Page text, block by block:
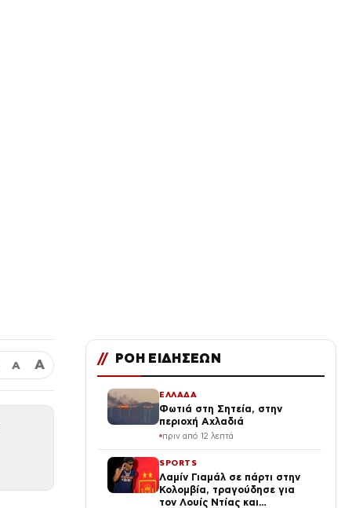
Α Α // ΡΟΗ ΕΙΔΗΣΕΩΝ
ΕΛΛΑΔΑ
Φωτιά στη Σητεία, στην
περιοχή Αχλαδιά
πριν από 12 λεπτά
SPORTS
Λαμίν Γιαμάλ σε πάρτι στην
Κολομβία, τραγούδησε για
τον Λουίς Ντίας και